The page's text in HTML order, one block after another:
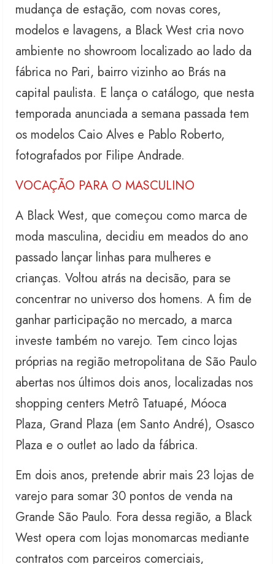
mudança de estação, com novas cores,
modelos e lavagens, a Black West cria novo
ambiente no showroom localizado ao lado da
fábrica no Pari, bairro vizinho ao Brás na
capital paulista. E lança o catálogo, que nesta
temporada anunciada a semana passada tem
os modelos Caio Alves e Pablo Roberto,
fotografados por Filipe Andrade.
VOCAÇÃO PARA O MASCULINO
A Black West, que começou como marca de
moda masculina, decidiu em meados do ano
passado lançar linhas para mulheres e
crianças. Voltou atrás na decisão, para se
concentrar no universo dos homens. A fim de
ganhar participação no mercado, a marca
investe também no varejo. Tem cinco lojas
próprias na região metropolitana de São Paulo
abertas nos últimos dois anos, localizadas nos
shopping centers Metrô Tatuapé, Móoca
Plaza, Grand Plaza (em Santo André), Osasco
Plaza e o outlet ao lado da fábrica.
Em dois anos, pretende abrir mais 23 lojas de
varejo para somar 30 pontos de venda na
Grande São Paulo. Fora dessa região, a Black
West opera com lojas monomarcas mediante
contratos com parceiros comerciais,